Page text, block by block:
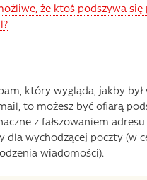
że ktoś podszywa
który wygląda, jakby był
to możesz być ofiarą
z fałszowaniem
dla wychodzącej poczty (w
wiadomości).